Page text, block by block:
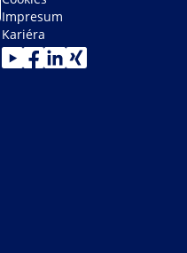
Impresum
Kariéra